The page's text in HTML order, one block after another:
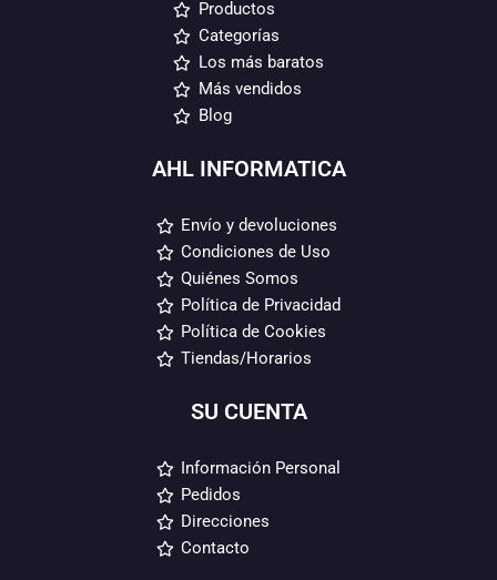
Productos
Categorías
Los más baratos
Más vendidos
Blog
AHL INFORMATICA
Envío y devoluciones
Condiciones de Uso
Quiénes Somos
Política de Privacidad
Política de Cookies
Tiendas/Horarios
SU CUENTA
Información Personal
Pedidos
Direcciones
Contacto